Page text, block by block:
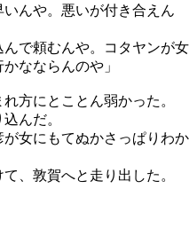
いんや。悪いが付き合えん
んで頼むんや。コタヤンが女
なならんのや」
方にとことん弱かった。
んだ。
女にもてぬかさっぱりわか
、敦賀へと走り出した。